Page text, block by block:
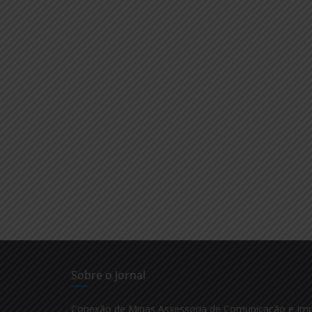
Sobre o Jornal
Conexão de Minas Assessoria de Comunicação e